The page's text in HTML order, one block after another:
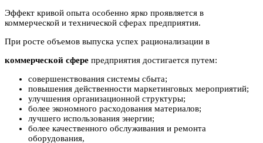
Эффект кривой опыта особенно ярко проявляется в
коммерческой и технической сферах предприятия.
При росте объемов выпуска успех рационализации в
коммерческой сфере предприятия достигается путем:
совершенствования системы сбыта;
повышения действенности маркетинговых мероприятий;
улучшения организационной структуры;
более экономного расходования материалов;
лучшего использования энергии;
более качественного обслуживания и ремонта
оборудования,